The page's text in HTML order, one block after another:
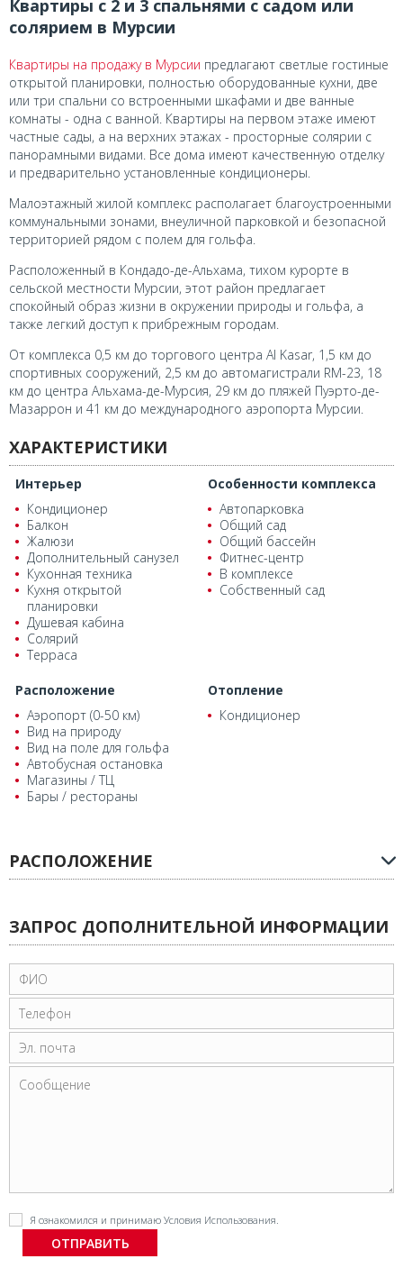
Квартиры с 2 и 3 спальнями с садом или
солярием в Мурсии
Квартиры на продажу в Мурсии предлагают светлые гостиные
открытой планировки, полностью оборудованные кухни, две
или три спальни со встроенными шкафами и две ванные
комнаты - одна с ванной. Квартиры на первом этаже имеют
частные сады, а на верхних этажах - просторные солярии с
панорамными видами. Все дома имеют качественную отделку
и предварительно установленные кондиционеры.
Малоэтажный жилой комплекс располагает благоустроенными
коммунальными зонами, внеуличной парковкой и безопасной
территорией рядом с полем для гольфа.
Расположенный в Кондадо-де-Альхама, тихом курорте в
сельской местности Мурсии, этот район предлагает
спокойный образ жизни в окружении природы и гольфа, а
также легкий доступ к прибрежным городам.
От комплекса 0,5 км до торгового центра Al Kasar, 1,5 км до
спортивных сооружений, 2,5 км до автомагистрали RM-23, 18
км до центра Альхама-де-Мурсия, 29 км до пляжей Пуэрто-де-
Мазаррон и 41 км до международного аэропорта Мурсии.
ХАРАКТЕРИСТИКИ
Интерьер
Кондиционер
Балкон
Жалюзи
Дополнительный санузел
Кухонная техника
Кухня открытой
планировки
Душевая кабина
Солярий
Терраса
Особенности комплекса
Автопарковка
Общий сад
Общий бассейн
Фитнес-центр
В комплексе
Собственный сад
Расположение
Аэропорт (0-50 км)
Вид на природу
Вид на поле для гольфа
Автобусная остановка
Магазины / ТЦ
Бары / рестораны
Отопление
Кондиционер
РАСПОЛОЖЕНИЕ
ЗАПРОС ДОПОЛНИТЕЛЬНОЙ ИНФОРМАЦИИ
Я ознакомился и принимаю Условия Использования.